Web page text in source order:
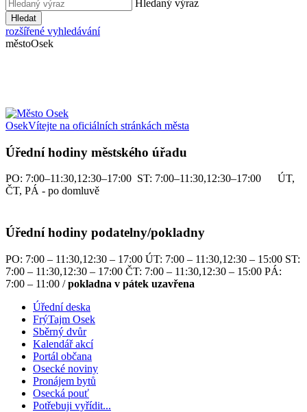
Hledaný výraz
Hledat
rozšířené vyhledávání
městoOsek
OsekVítejte na oficiálních stránkách města
Úřední hodiny městského úřadu
PO: 7:00–11:30,12:30–17:00 ST: 7:00–11:30,12:30–17:00 ÚT,
ČT, PÁ - po domluvě
Úřední hodiny podatelny/pokladny
PO: 7:00 – 11:30,12:30 – 17:00 ÚT: 7:00 – 11:30,12:30 – 15:00 ST:
7:00 – 11:30,12:30 – 17:00 ČT: 7:00 – 11:30,12:30 – 15:00 PÁ:
7:00 – 11:00 /pokladna v pátek uzavřena
Úřední deska
FrýTajm Osek
Sběrný dvůr
Kalendář akcí
Portál občana
Osecké noviny
Pronájem bytů
Osecká pouť
Potřebuji vyřídit...